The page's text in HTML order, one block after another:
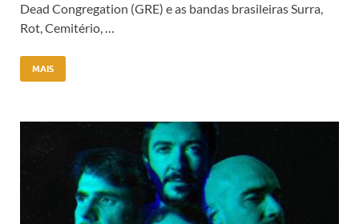
Dead Congregation (GRE) e as bandas brasileiras Surra,
Rot, Cemitério, …
MAIS